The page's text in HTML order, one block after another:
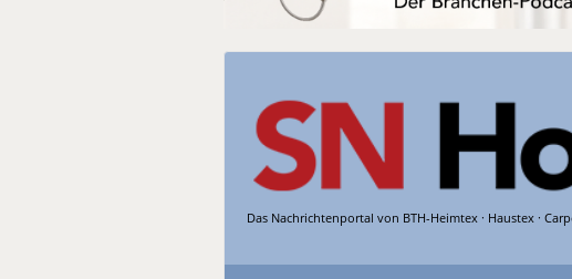
Das Nachrichtenportal von BTH-Heimtex · Haustex ·